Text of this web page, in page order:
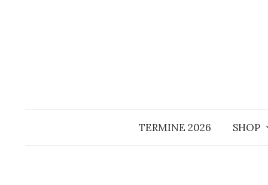
TERMINE 2026 SHOP